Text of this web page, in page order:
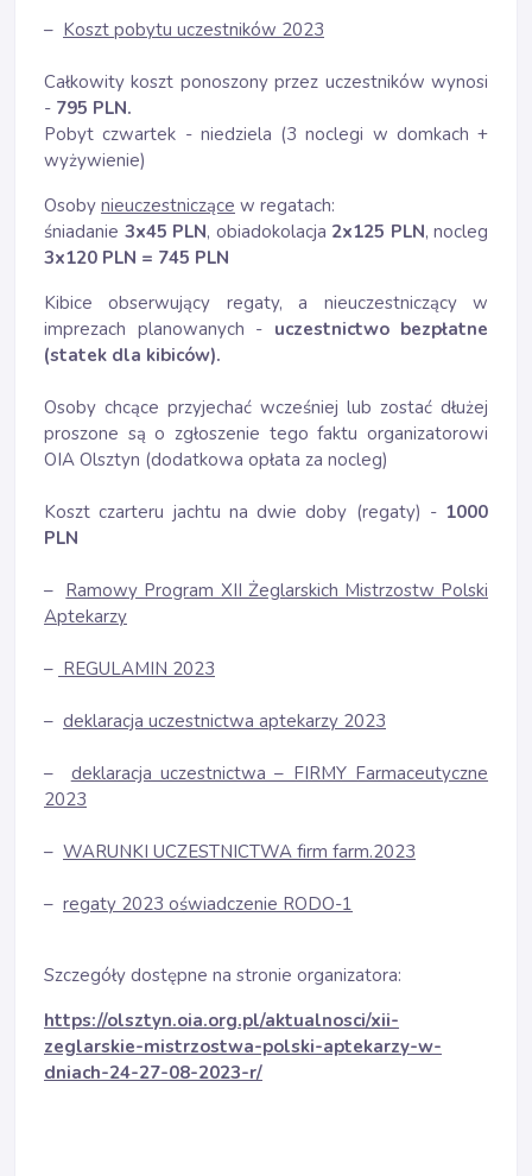
– Koszt pobytu uczestników 2023
Całkowity koszt ponoszony przez uczestników wynosi
- 795 PLN.
Pobyt czwartek - niedziela (3 noclegi w domkach +
wyżywienie)
Osoby nieuczestniczące w regatach:
śniadanie 3x45 PLN, obiadokolacja 2x125 PLN, nocleg
3x120 PLN = 745 PLN
Kibice obserwujący regaty, a nieuczestniczący w
imprezach planowanych - uczestnictwo bezpłatne
(statek dla kibiców).
Osoby chcące przyjechać wcześniej lub zostać dłużej
proszone są o zgłoszenie tego faktu organizatorowi
OIA Olsztyn (dodatkowa opłata za nocleg)
Koszt czarteru jachtu na dwie doby (regaty) - 1000
PLN
– Ramowy Program XII Żeglarskich Mistrzostw Polski
Aptekarzy
– REGULAMIN 2023
– deklaracja uczestnictwa aptekarzy 2023
– deklaracja uczestnictwa – FIRMY Farmaceutyczne
2023
– WARUNKI UCZESTNICTWA firm farm.2023
– regaty 2023 oświadczenie RODO-1
Szczegóły dostępne na stronie organizatora:
https://olsztyn.oia.org.pl/aktualnosci/xii-
zeglarskie-mistrzostwa-polski-aptekarzy-w-
dniach-24-27-08-2023-r/